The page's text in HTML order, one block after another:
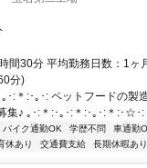
間30分 平均勤務日数：1ヶ
分)
･:＊:･｡･: ペットフードの製
♪ ｡･:＊:･｡･:＊:･｡･:＊:･☆･:
バイク通勤OK 学歴不問 車通勤
休あり 交通費支給 長期休暇あり